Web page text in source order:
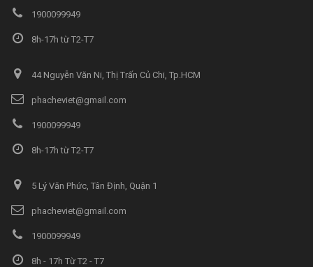
1900099949
8h-17h từ T2-T7
44 Nguyễn Văn Ni, Thị Trấn Củ Chi, Tp.HCM
phacheviet@gmail.com
1900099949
8h-17h từ T2-T7
5 Lý Văn Phức, Tân Định, Quận 1
phacheviet@gmail.com
1900099949
8h - 17h Từ T2 - T7